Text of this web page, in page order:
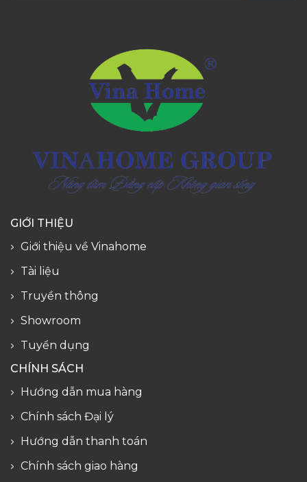
GIỚI THIỆU
Giới thiệu về Vinahome
Tài liệu
Truyền thông
Showroom
Tuyển dụng
CHÍNH SÁCH
Hướng dẫn mua hàng
Chính sách Đại lý
Hướng dẫn thanh toán
Chính sách giao hàng